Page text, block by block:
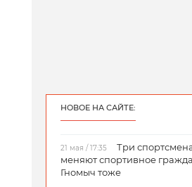
НОВОЕ НА САЙТЕ:
21 мая / 17:35
Три
меняют спортивное
Гномыч тоже